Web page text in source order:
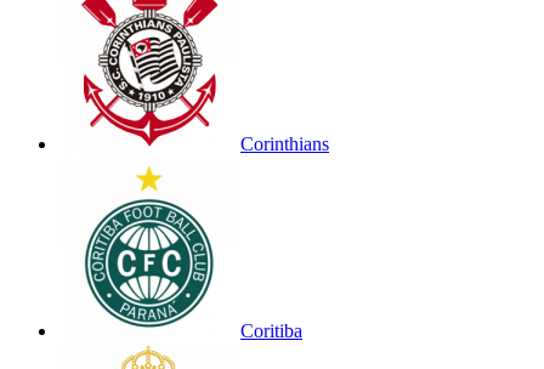
Corinthians
Coritiba